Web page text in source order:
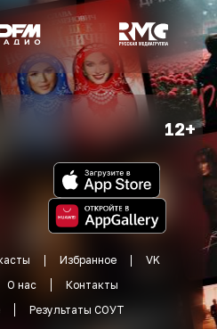
12+
Избранное
VK
О нас
Контакты
Результаты СОУТ